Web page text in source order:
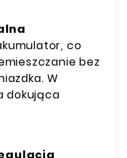
co
bez
W
dokująca